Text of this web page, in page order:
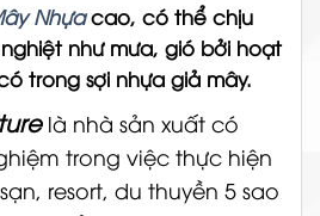
Nhựacao, có thể chịu
như mưa, gió bởi hoạt
trong sợi nhựa giả mây.
là nhà sản xuất có
trong việc thực hiện
resort, du thuyền 5 sao